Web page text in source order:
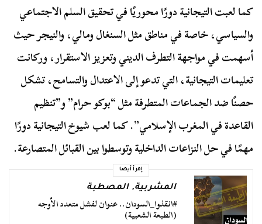
كما لعبت التيجانية دورًا محوريًا في تحقيق السلم الاجتماعي
والسياسي، خاصة في مناطق مثل السنغال ومالي، والنيجر حيث
أسهمت في مواجهة التطرف الديني وتعزيز الاستقرار، وركانت
تعليمات التيجانية، التي تدعو إلى الاعتدال والتسامح، تشكل
حصنًا ضد الجماعات المتطرفة مثل “بوكو حرام” و”تنظيم
القاعدة في المغرب الإسلامي”. كما لعب شيوخ التيجانية دورًا
مهمًا في حل النزاعات الداخلية وتوسطوا بين القبائل المتصارعة.
إقرأ أيضا
المشربية,المصطبة
#انقذوا_السودان.. عنوان لفشل متعدد الأوجه
(الطبعة الشعبية)